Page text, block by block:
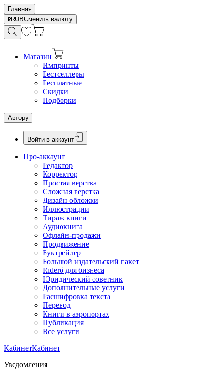
Главная
RUBСменить валюту
Магазин
Импринты
Бестселлеры
Бесплатные
Скидки
Подборки
Автору
Войти в аккаунт
Про-аккаунт
Редактор
Корректор
Простая верстка
Сложная верстка
Дизайн обложки
Иллюстрации
Тираж книги
Аудиокнига
Офлайн-продажи
Продвижение
Буктрейлер
Большой издательский пакет
Rideró для бизнеса
Юридический советник
Дополнительные услуги
Расшифровка текста
Перевод
Книги в аэропортах
Публикация
Все услуги
КабинетКабинет
Уведомления